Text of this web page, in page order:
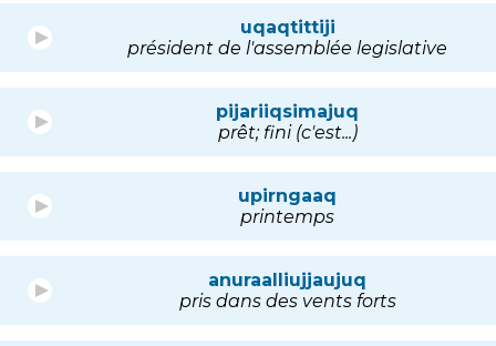
uqaqtittiji
président de l'assemblée legislative
pijariiqsimajuq
prêt; fini (c'est...)
upirngaaq
printemps
anuraalliujjaujuq
pris dans des vents forts